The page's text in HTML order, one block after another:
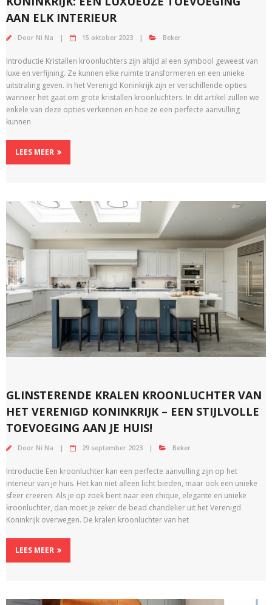
AAN ELK INTERIEUR
Door Ni Na 15 oktober 2023 Beker
Introductie Kristallen kroonluchters zijn altijd al een symbool geweest van
luxe en verfijning. Ze kunnen elke ruimte transformeren en een unieke
uitstraling geven. In het Verenigd Koninkrijk zijn er verschillende opties
wanneer het gaat om grote kristallen kroonluchters. In dit artikel zullen we
enkele van deze opties verkennen en hoe ze een perfecte aanvulling
kunnen
LEES MEER
GLINSTERENDE KRALEN KROONLUCHTER VAN
HET VERENIGD KONINKRIJK – EEN STIJLVOLLE
TOEVOEGING AAN JE HUIS!
Door Ni Na 29 september 2023 Beker
Introductie Een kroonluchter kan een perfecte aanvulling zijn op het
interieur van je huis. Het kan niet alleen licht bieden, maar ook een unieke
sfeer creëren. Als je op zoek bent naar een chique, elegante en unieke
kroonluchter, dan moet je zeker de bead chandelier uit het Verenigd
Koninkrijk overwegen. De kralen kroonluchter van het
LEES MEER